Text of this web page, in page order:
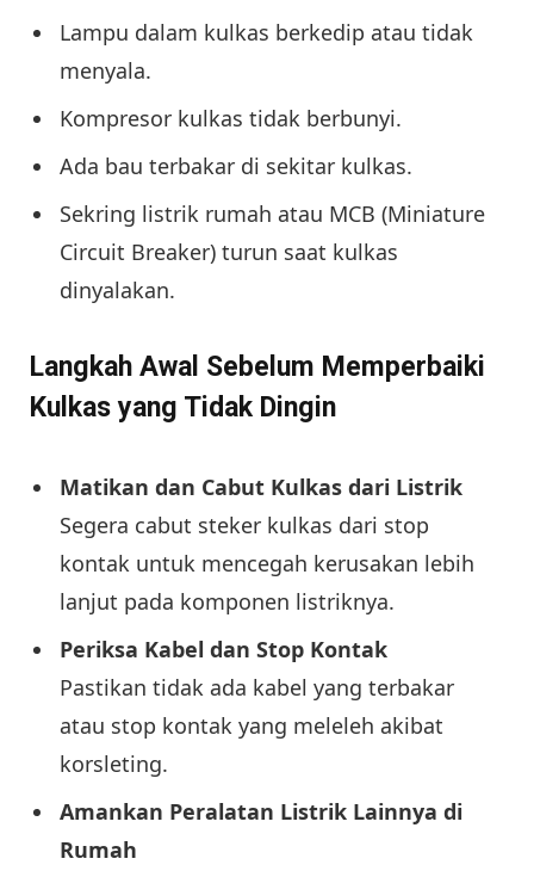
Lampu dalam kulkas berkedip atau tidak
menyala.
Kompresor kulkas tidak berbunyi.
Ada bau terbakar di sekitar kulkas.
Sekring listrik rumah atau MCB (Miniature
Circuit Breaker) turun saat kulkas
dinyalakan.
Langkah Awal Sebelum Memperbaiki
Kulkas yang Tidak Dingin
Matikan dan Cabut Kulkas dari Listrik
Segera cabut steker kulkas dari stop
kontak untuk mencegah kerusakan lebih
lanjut pada komponen listriknya.
Periksa Kabel dan Stop Kontak
Pastikan tidak ada kabel yang terbakar
atau stop kontak yang meleleh akibat
korsleting.
Amankan Peralatan Listrik Lainnya di
Rumah